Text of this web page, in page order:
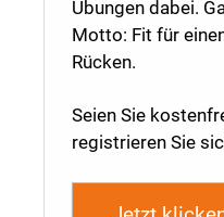
Übungen dabei.
Motto: Fit für
Rücken.
Seien Sie
registrieren Sie